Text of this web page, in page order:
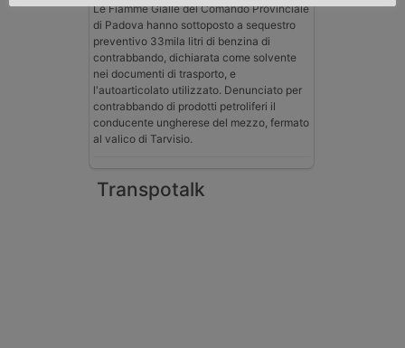
Le Fiamme Gialle del Comando Provinciale
di Padova hanno sottoposto a sequestro
preventivo 33mila litri di benzina di
contrabbando, dichiarata come solvente
nei documenti di trasporto, e
l'autoarticolato utilizzato. Denunciato per
contrabbando di prodotti petroliferi il
conducente ungherese del mezzo, fermato
al valico di Tarvisio.
Transpotalk